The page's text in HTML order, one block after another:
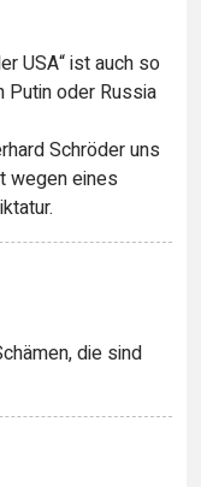
USA“ ist auch so
Putin oder Russia
Schröder uns
wegen eines
die sind